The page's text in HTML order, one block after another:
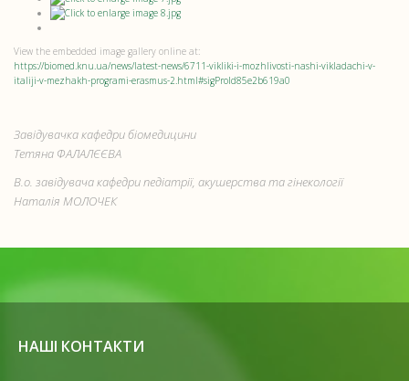
View the embedded image gallery online at:
https://biomed.knu.ua/news/latest-news/6711-vikliki-i-mozhlivosti-nashi-vikladachi-v-
italiji-v-mezhakh-programi-erasmus-2.html#sigProId85e2b619a0
Завідувачка кафедри біомедицини
Тетяна ФАЛАЛЄЄВА
В.о. завідувача кафедри педіатрії, акушерства та гінекології
Наталія МОЛОЧЕК
НАШІ КОНТАКТИ